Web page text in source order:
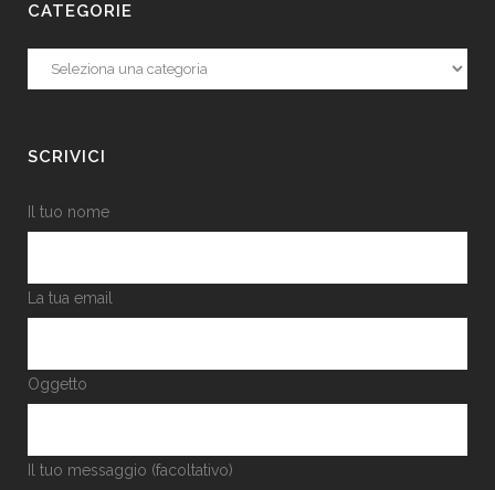
CATEGORIE
Categorie
SCRIVICI
Il tuo nome
La tua email
Oggetto
Il tuo messaggio (facoltativo)